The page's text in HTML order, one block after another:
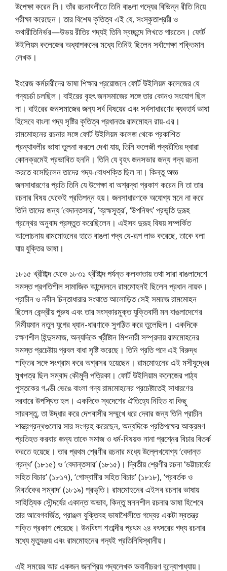
উপেক্ষা করেন নি। তাঁর রচনাবলীতে তিনি বাঙলা গদ্যের বিভিন্ন রীতি নিয়ে
পরীক্ষা করেছেন। তার বিশেষ কৃতিত্ব এই যে, সংস্কৃতাশ্রয়ী ও
কথারীতিনির্ভর—উভয় রীতির গদ্যই তিনি স্বচ্ছন্দে লিখতে পারতেন। ফোর্ট
উইলিয়ম কলেজের অধ্যাপকদের মধ্যে তিনিই ছিলেন সর্বাপেক্ষা শক্তিমান
লেখক।
ইংরেজ কর্মচারীদের ভাষা শিক্ষার প্রয়ােজনে ফোর্ট উইলিয়ম কলেজের যে
গদ্যচর্চা চলছিল। বাইরের বৃহৎ জনসমাজের সঙ্গে তার কোনও সংযােগ ছিল
না। বাইরের জনসমাজের জন্য সর্ব বিষয়ের এবং সর্বসাধারণের ব্যবহার্য ভাষা
হিসেবে বাংলা গদ্য সৃষ্টির কৃতিত্ব প্রধানতঃ রামমােহন রায়-এর।
রামমােহনের রচনার সঙ্গে ফোর্ট উইলিয়ম কলেজ থেকে প্রকাশিত
গ্রন্থাবলীর ভাষা তুলনা করলে দেখা যায়, তিনি কলেজী গদ্যরীতির দ্বারা
কোনক্রমেই প্রভাবিত হননি। তিনি যে বৃহৎ জনসভার জন্য গদ্য রচনা
করতে বসেছিলেন তাদের গদ্য-বােধশক্তি ছিল না। কিন্তু অজ্ঞ
জনসাধারণের প্রতি তিনি যে উপেক্ষা বা অশ্রদ্ধা প্রকাশ করেন নি তা তার
রচনার বিষয় থেকেই প্রতিপন্ন হয়। জনসাধারণকে অযােগ্য মনে না করে
তিনি তাদের জন্য ‘বেদান্তসার’, ‘ব্রহ্মসূত্র’, ‘উপনিষৎ’ প্রভৃতি দুরূহ
গ্রন্থের অনুবাদ প্রস্তুত করেছিলেন। এইসব দুরূহ বিষয় সম্পর্কিত
আলােচনায় রামমােহনের হাতে বাঙলা গদ্য যে-রূপ লাভ করেছে, তাকে বলা
যায় যুক্তির ভাষা।
১৮১৫ খ্রীষ্টাব্দ থেকে ১৮৩১ খ্রীষ্টাব্দ পর্যন্ত কলকাতায় তথা সারা বাঙলাদেশে
সমস্ত প্রগতিশীল সামাজিক আন্দোলনে রামমােহনই ছিলেন প্রধান নায়ক।
প্রাচীন ও নবীন চিন্তাধারার সংঘাতে আলােড়িত সেই সমাজে রামমােহন
ছিলেন কেন্দ্রীয় পুরুষ এবং তার সংস্কারমুক্ত যুক্তিবাদী মন বাঙলাদেশের
নির্মীয়মান নতুন যুগের ধ্যান-ধারণাকে সুগঠিত করে তুলেছিল। একদিকে
রক্ষণশীল হিন্দুসমাজ, অন্যদিকে খ্রীষ্টান মিশনারী সম্প্রদায় রামমােহনের
সমস্ত প্রচেষ্টায় প্রবল বাধা সৃষ্টি করেছে। তিনি প্রতি পদে এই বিরুদ্ধ
শক্তির সঙ্গে সংগ্রাম করে অগ্রসর হয়েছেন। রামমােহনের এই মসীযুদ্ধের
মুখপত্র ছিল সম্বাদ কৌমুদী পত্রিকা। ফোর্ট উইলিয়াম কলেজের পাঠ্য
পুস্তকের গণ্ডী ভেঙে বাংলা গদ্য রামমােহনের প্রচেষ্টাতেই সাধারণের
দরবারে উপস্থিত হল। একদিকে স্বদেশের ঐতিহ্যে নিহিত যা কিছু
সারবস্তু, তা উদ্ধার করে দেশবাসীর সম্মুখে ধরে দেবার জন্য তিনি প্রাচীন
শাস্ত্রগ্রন্থগুলাের সার সংগ্রহ করেছেন, অন্যদিকে প্রতিপক্ষের আক্রমণ
প্রতিহত করবার জন্য তাকে সমাজ ও ধর্ম-বিষয়ক নানা প্রশ্নের বিচার বিতর্ক
করতে হয়েছে। তার প্রথম শ্রেণীর রচনার মধ্যে উল্লেখযােগ্য ‘বেদান্ত
গ্রন্থ’ (১৮১৫) ও ‘বেদান্তসার’ (১৮১৫)। দ্বিতীয় শ্রেণীর রচনা ‘ভট্টাচার্যের
সহিত বিচার’ (১৮১৭), ‘গােস্বামীর সহিত বিচার’ (১৮১৮), ‘প্রবর্তক ও
নিবর্তকের সম্বাদ’ (১৮১৯) প্রভৃতি। রামমােহনের এইসব রচনার ভাষায়
সাহিত্যিক সৌন্দর্যের একান্ত অভাব, কিন্তু মননশীল রচনার ভাষা হিশেবে
তার আবেগবর্জিত, প্রাঞ্জল যুক্তিবহ ভাষাশৈলীতে গদ্যের একটা স্বতন্ত্র
শক্তি প্রকাশ পেয়েছে। উনবিংশ শতাব্দীর প্রথম ২৪ বৎসরের গদ্য রচনার
মধ্যে মৃত্যুঞ্জয় এবং রামমােহনের গদ্যই প্রতিনিধিস্থানীয়।
এই সময়ের আর একজন জনপ্রিয় গদ্যলেখক ভবানীচরণ বন্দ্যোপাধ্যায়।